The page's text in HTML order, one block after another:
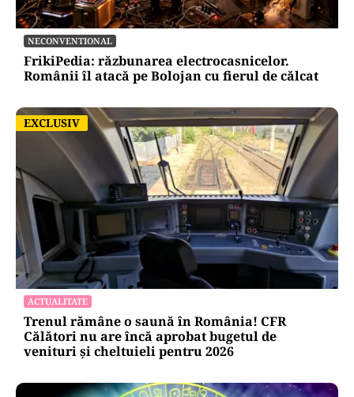
NECONVENTIONAL
FrikiPedia: răzbunarea electrocasnicelor.
Românii îl atacă pe Bolojan cu fierul de călcat
EXCLUSIV
EXCLUSIV
ACTUALITATE
Trenul rămâne o saună în România! CFR
Călători nu are încă aprobat bugetul de
venituri și cheltuieli pentru 2026